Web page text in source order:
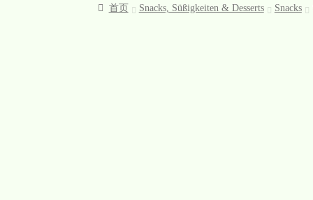
首页 Snacks, Süßigkeiten & Desserts Snacks